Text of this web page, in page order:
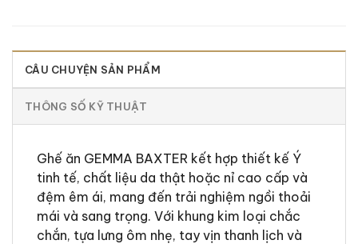
CÂU CHUYỆN SẢN PHẨM
THÔNG SỐ KỸ THUẬT
Ghế ăn GEMMA BAXTER kết hợp thiết kế Ý
tinh tế, chất liệu da thật hoặc nỉ cao cấp và
đệm êm ái, mang đến trải nghiệm ngồi thoải
mái và sang trọng. Với khung kim loại chắc
chắn, tựa lưng ôm nhẹ, tay vịn thanh lịch và